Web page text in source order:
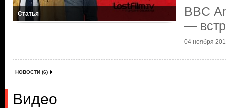
Статья
BBС
—
04 ноября
НОВОСТИ (6)
Видео